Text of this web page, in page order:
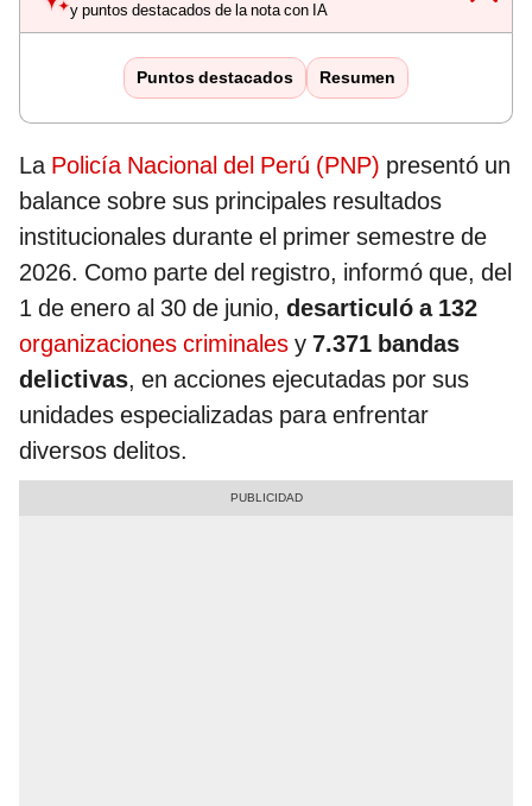
y puntos destacados de la nota con IA
Puntos destacados Resumen
La Policía Nacional del Perú (PNP) presentó un
balance sobre sus principales resultados
institucionales durante el primer semestre de
2026. Como parte del registro, informó que, del
1 de enero al 30 de junio, desarticuló a 132
organizaciones criminales y 7.371 bandas
delictivas, en acciones ejecutadas por sus
unidades especializadas para enfrentar
diversos delitos.